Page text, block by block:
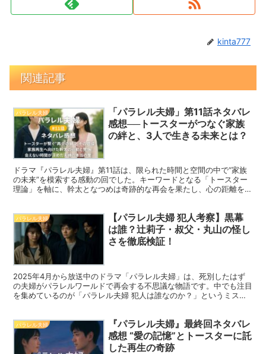
kinta777
関連記事
パラレル夫婦
「パラレル夫婦」第11話ネタバレ
感想──トースターがつなぐ家族
の絆と、3人で生きる未来とは？
ドラマ『パラレル夫婦』第11話は、限られた時間と空間の中で“家族
の未来”を模索する感動の回でした。キーワードとなる「トースター
理論」を軸に、幹太となつめは奇跡的な再会を果たし、心の距離を縮
11話の展開を丁寧に振り返りながら、作品に込められた制作陣の想い
とともに、家族再生への道筋を深掘りします。
パラレル夫婦
【パラレル夫婦 犯人考察】黒幕
は誰？辻莉子・叔父・丸山の怪し
さを徹底検証！
2025年4月から放送中のドラマ「パラレル夫婦」は、死別したはず
の夫婦がパラレルワールドで再会する不思議な物語です。中でも注目
を集めているのが「パラレル夫婦 犯人は誰なのか？」というミステ
底考察していきます。
パラレル夫婦
『パラレル夫婦』最終回ネタバレ
感想 “愛の記憶”とトースターに託
した再生の奇跡